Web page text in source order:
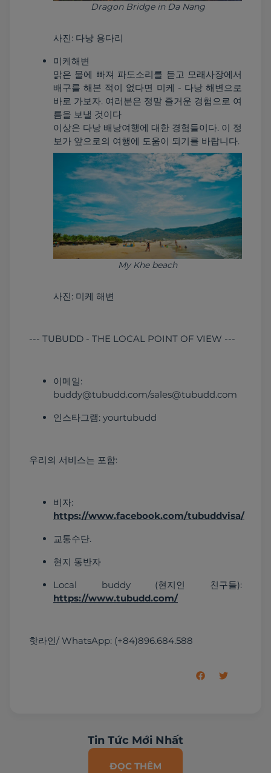
Dragon Bridge in Da Nang
사진: 다낭 용다리
미케해변
맑은 물에 빠져 파도소리를 듣고 모래사장에서
배구를 해본 적이 없다면 미케 - 다낭 해변으로
바로 가보자. 여러분은 정말 즐거운 경험으로 여
름을 보낼 것이다
이상은 다낭 배낭여행에 대한 경험들이다. 이 정
My Khe beach
사진: 미케 해변
--- TUBUDD - THE LOCAL POINT OF VIEW ---
이메일:
buddy@tubudd.com/sales@tubudd.com
인스타그램: yourtubudd
우리의 서비스는 포함:
https://www.facebook.com/tubuddvisa/
교통수단.
현지 동반자
https://www.tubudd.com/
핫라인/ WhatsApp: (+84)896.684.588
Tin Tức Mới Nhất
ĐỌC THÊM